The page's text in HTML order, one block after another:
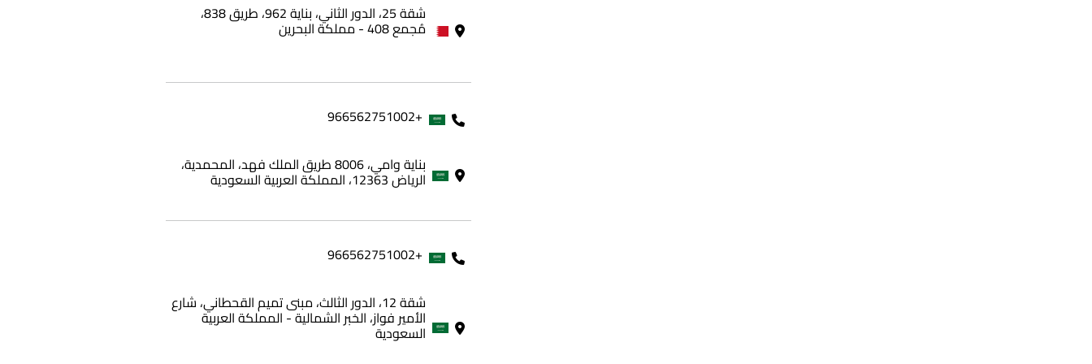
شقة 25، الدور الثاني، بناية 962، طريق 838،
مُجمع 408 - مملكة البحرين
+966562751002
بناية وامي، 8006 طريق الملك فهد، المحمدية،
الرياض 12363، المملكة العربية السعودية
+966562751002
شقة 12، الدور الثالث، مبنى تميم القحطاني، شارع
الأمير فواز، الخبر الشمالية - المملكة العربية
السعودية